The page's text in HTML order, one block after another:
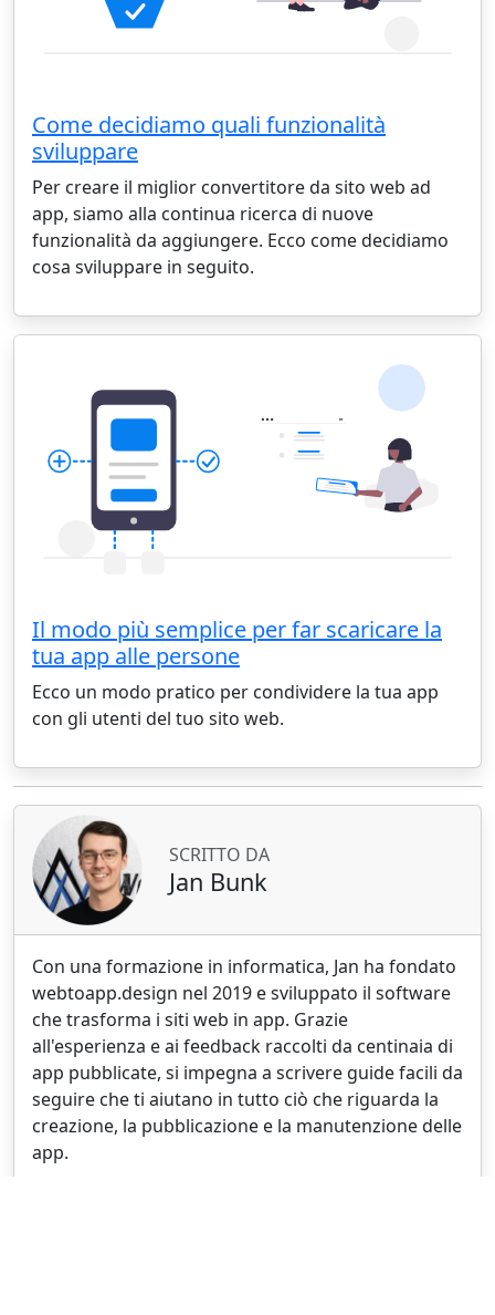
Come decidiamo quali funzionalità
sviluppare
Per creare il miglior convertitore da sito web ad
app, siamo alla continua ricerca di nuove
funzionalità da aggiungere. Ecco come decidiamo
cosa sviluppare in seguito.
Il modo più semplice per far scaricare la
tua app alle persone
Ecco un modo pratico per condividere la tua app
con gli utenti del tuo sito web.
SCRITTO DA
Jan Bunk
Con una formazione in informatica, Jan ha fondato
webtoapp.design nel 2019 e sviluppato il software
che trasforma i siti web in app. Grazie
all'esperienza e ai feedback raccolti da centinaia di
app pubblicate, si impegna a scrivere guide facili da
seguire che ti aiutano in tutto ciò che riguarda la
creazione, la pubblicazione e la manutenzione delle
app.